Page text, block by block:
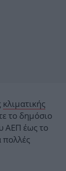
κλιματικής
το δημόσιο
ΑΕΠ έως το
πολλές